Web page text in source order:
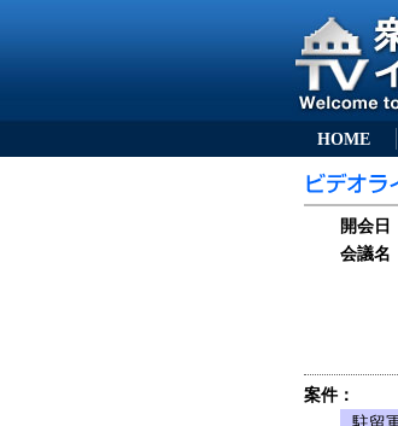
HOME
開会日
会議名
案件：